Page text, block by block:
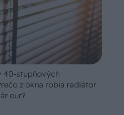
40-stupňových
z okna robia radiátor
eur?